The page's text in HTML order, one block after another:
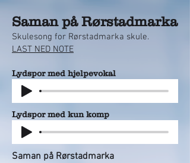
Saman på Rørstadmarka
Skulesong for Rørstadmarka skule.
LAST NED NOTE
Lydspor med hjelpevokal
Lydspor med kun komp
Saman på Rørstadmarka